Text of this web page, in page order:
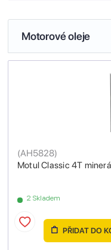
Motorové oleje
Motul Classic 4T
(AH5828)
2 Skladem
PŘIDAT DO